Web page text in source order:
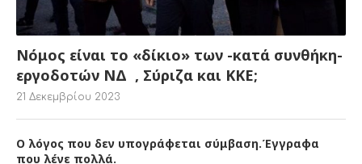
21 Δεκεμβρίου 2023
Ο λόγος που δεν υπογράφεται σύμβαση.Έγγραφα
που λένε πολλά.
5 Οκτωβρίου 2013
Καταγγελία στον ΕΟΔΥ για
εγκληματικές παραλείψεις της